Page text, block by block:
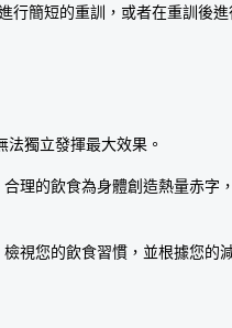
行簡短的重訓，或者在重訓後
獨立發揮最大效果。
理的飲食為身體創造熱量赤字
視您的飲食習慣，並根據您